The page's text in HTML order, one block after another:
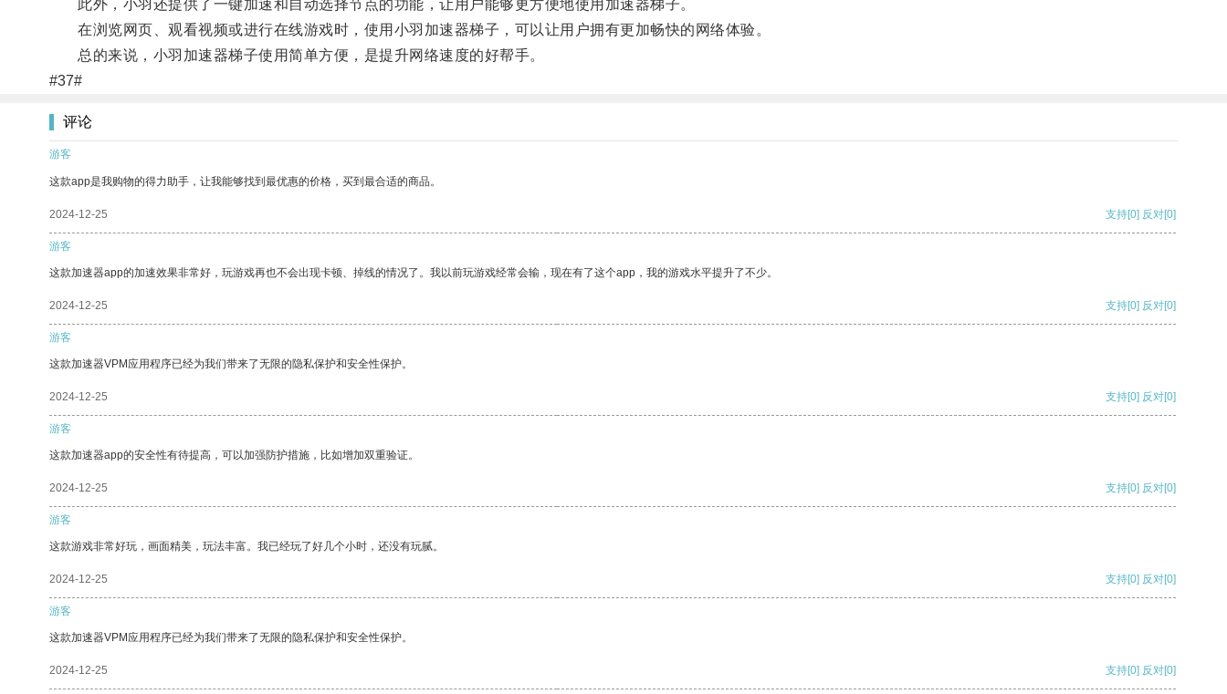
此外，小羽还提供了一键加速和自动选择节点的功能，让用户能够更方便地使用加速器梯子。
在浏览网页、观看视频或进行在线游戏时，使用小羽加速器梯子，可以让用户拥有更加畅快的网络体验。
总的来说，小羽加速器梯子使用简单方便，是提升网络速度的好帮手。
#37#
评论
游客
这款app是我购物的得力助手，让我能够找到最优惠的价格，买到最合适的商品。
2024-12-25 支持[0] 反对[0]
游客
这款加速器app的加速效果非常好，玩游戏再也不会出现卡顿、掉线的情况了。我以前玩游戏经常会输，现在有了这个app，我的游戏水平提升了不少。
2024-12-25 支持[0] 反对[0]
游客
这款加速器VPM应用程序已经为我们带来了无限的隐私保护和安全性保护。
2024-12-25 支持[0] 反对[0]
游客
这款加速器app的安全性有待提高，可以加强防护措施，比如增加双重验证。
2024-12-25 支持[0] 反对[0]
游客
这款游戏非常好玩，画面精美，玩法丰富。我已经玩了好几个小时，还没有玩腻。
2024-12-25 支持[0] 反对[0]
游客
这款加速器VPM应用程序已经为我们带来了无限的隐私保护和安全性保护。
2024-12-25 支持[0] 反对[0]